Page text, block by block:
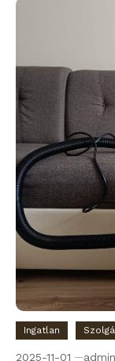
Ingatlan
2025-11-01